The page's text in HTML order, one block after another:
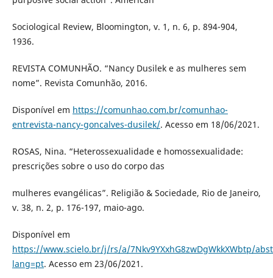
Sociological Review, Bloomington, v. 1, n. 6, p. 894-904,
1936.
REVISTA COMUNHÃO. “Nancy Dusilek e as mulheres sem
nome”. Revista Comunhão, 2016.
Disponível em https://comunhao.com.br/comunhao-
entrevista-nancy-goncalves-dusilek/. Acesso em 18/06/2021.
ROSAS, Nina. “Heterossexualidade e homossexualidade:
prescrições sobre o uso do corpo das
mulheres evangélicas”. Religião & Sociedade, Rio de Janeiro,
v. 38, n. 2, p. 176-197, maio-ago.
Disponível em
https://www.scielo.br/j/rs/a/7Nkv9YXxhG8zwDgWkkXWbtp/
lang=pt. Acesso em 23/06/2021.